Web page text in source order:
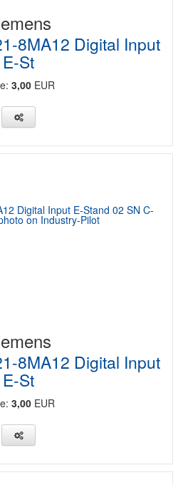
8MA12 Digital Input
E-St
3,00EUR
8MA12 Digital Input
E-St
3,00EUR